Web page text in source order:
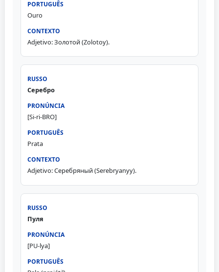
Ouro
Adjetivo: Золотой (Zolotoy).
Серебро
[Si-ri-BRO]
Prata
Adjetivo: Серебряный (Serebryanyy).
Пуля
[PU-lya]